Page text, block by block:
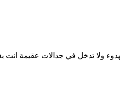
تدخل في جدالات عقيمة انت